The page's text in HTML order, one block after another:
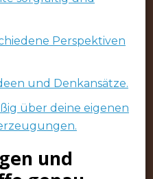
Perspektiven
und Denkansätze.
über deine eigenen
und